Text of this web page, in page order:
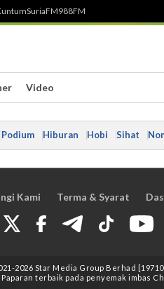
SuriaFM988FM
Video
Podium Hiburan Hobi Sihat
Kami Terma & Syarat
-2026 Star Media Group Berhad
Paparan terbaik pada penyemak imbas